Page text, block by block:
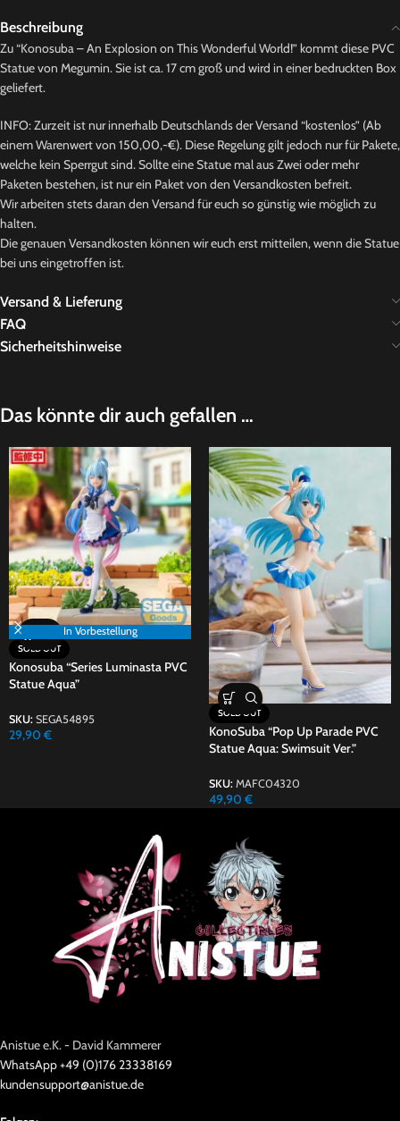
Beschreibung
Zu “Konosuba – An Explosion on This Wonderful World!” kommt diese PVC
Statue von Megumin. Sie ist ca. 17 cm groß und wird in einer bedruckten Box
geliefert.
INFO: Zurzeit ist nur innerhalb Deutschlands der Versand “kostenlos” (Ab
einem Warenwert von 150,00,-€). Diese Regelung gilt jedoch nur für Pakete,
welche kein Sperrgut sind. Sollte eine Statue mal aus Zwei oder mehr
Paketen bestehen, ist nur ein Paket von den Versandkosten befreit.
Wir arbeiten stets daran den Versand für euch so günstig wie möglich zu
halten.
Die genauen Versandkosten können wir euch erst mitteilen, wenn die Statue
bei uns eingetroffen ist.
Versand & Lieferung
FAQ
Sicherheitshinweise
Das könnte dir auch gefallen …
In Vorbestellung
SOLD OUT
Konosuba “Series Luminasta PVC
Statue Aqua”
SKU: SEGA54895
29,90 €
SOLD OUT
KonoSuba “Pop Up Parade PVC
Statue Aqua: Swimsuit Ver.”
SKU: MAFC04320
49,90 €
Anistue e.K. - David Kammerer
WhatsApp +49 (0)176 23338169
kundensupport@anistue.de